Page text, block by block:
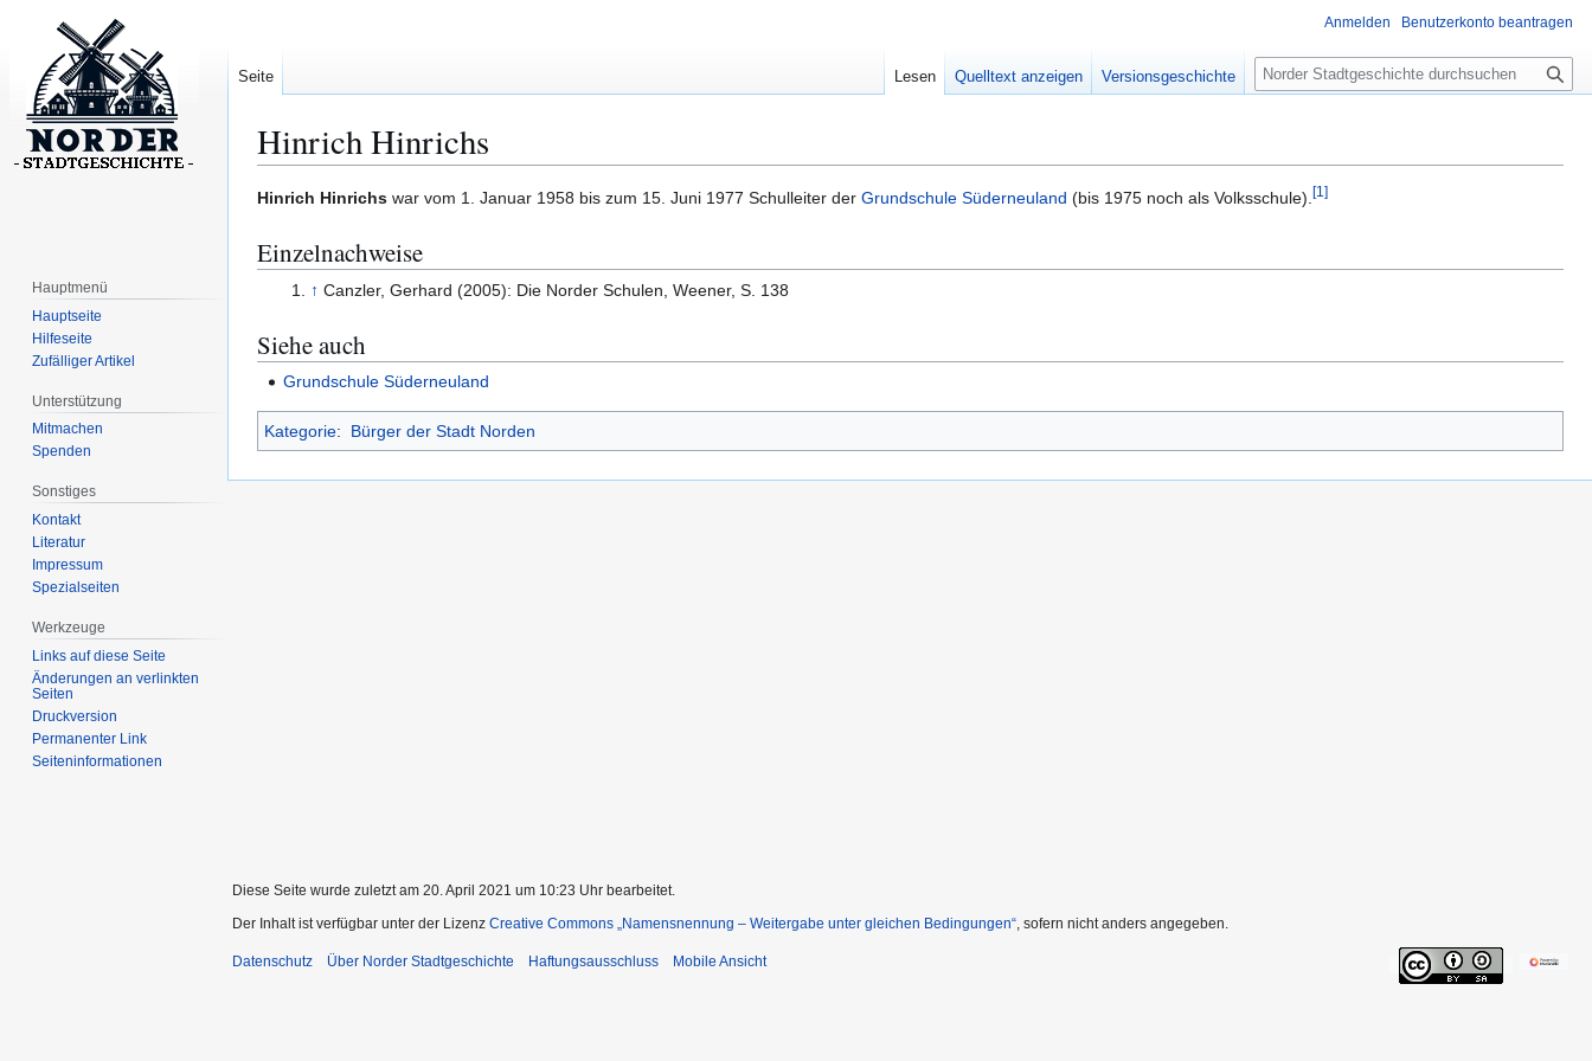
Hinrich Hinrichs
Zur
springen
Zur
springen
Hinrich Hinrichs war vom 1. Januar 1958 bis zum 15. Juni 1977 Schulleiter der Grundschule Süderneuland (bis 1975 noch als Volksschule).[1]
Einzelnachweise
↑ Canzler, Gerhard (2005): Die Norder Schulen, Weener, S. 138
Siehe auch
Grundschule Süderneuland
Kategorie: Bürger der Stadt Norden
Anmelden Benutzerkonto beantragen
Seite Lesen Quelltext anzeigen Versionsgeschichte
S
u
e
Hauptmenü
Hauptseite
Hilfeseite
Zufälliger Artikel
Unterstützung
Mitmachen
Spenden
Sonstiges
Kontakt
Literatur
Impressum
Spezialseiten
Werkzeuge
Links auf diese Seite
Änderungen an verlinkten
Seiten
Druckversion
Permanenter Link
Seiten­­informationen
Diese Seite wurde zuletzt am 20. April 2021 um 10:23 Uhr bearbeitet.
Der Inhalt ist verfügbar unter der Lizenz Creative Commons „Namensnennung – Weitergabe unter gleichen Bedingungen“, sofern nicht anders angegeben.
Datenschutz Über Norder Stadtgeschichte Haftungsausschluss Mobile Ansicht